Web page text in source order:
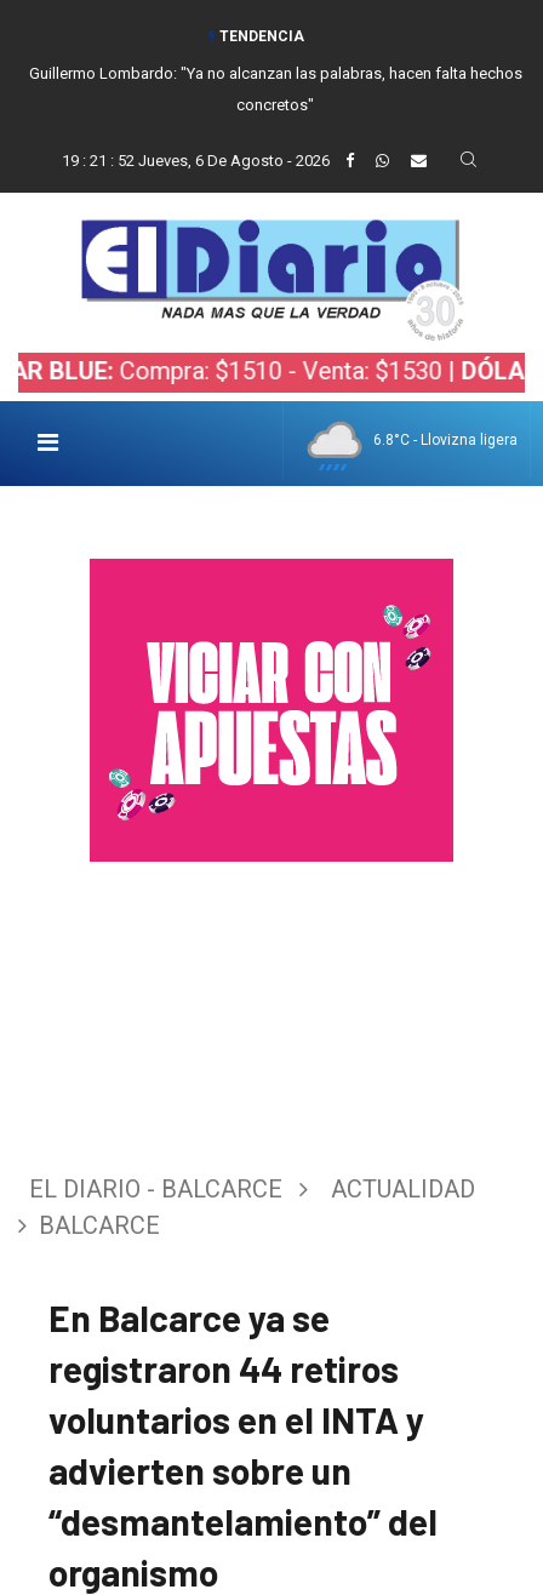
TENDENCIA
Guillermo Lombardo: "Ya no alcanzan las palabras, hacen falta hechos
concretos"
19: 21 : 53 Jueves, 6 De Agosto - 2026
Compra: $1510 - Venta: $1530 | DÓLAR BOLSA:
6.8°C - Llovizna ligera
EL DIARIO - BALCARCE
ACTUALIDAD
BALCARCE
En Balcarce ya se
registraron 44 retiros
voluntarios en el INTA y
advierten sobre un
“desmantelamiento” del
organismo